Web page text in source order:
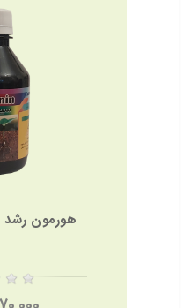
هورمون رشد